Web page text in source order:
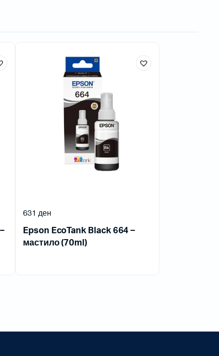
Epson EcoTank Black 664 –
мастило (70ml)
631 ден